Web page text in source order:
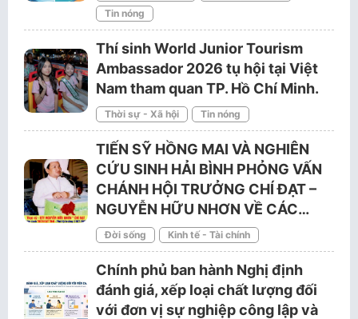
Tin nóng
Thí sinh World Junior Tourism
Ambassador 2026 tụ hội tại Việt
Nam tham quan TP. Hồ Chí Minh.
Thời sự - Xã hội Tin nóng
TIẾN SỸ HỒNG MAI VÀ NGHIÊN
CỨU SINH HẢI BÌNH PHỎNG VẤN
CHÁNH HỘI TRƯỞNG CHÍ ĐẠT –
NGUYỄN HỮU NHƠN VỀ CÁC…
Đời sống Kinh tế - Tài chính
Chính phủ ban hành Nghị định
đánh giá, xếp loại chất lượng đối
với đơn vị sự nghiệp công lập và